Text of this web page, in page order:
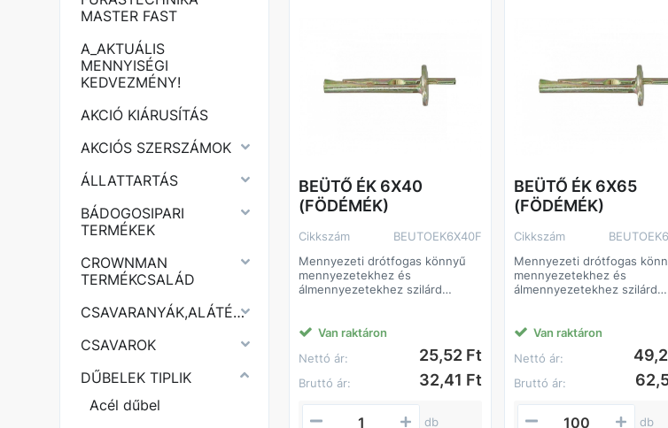
MASTER FAST
A_AKTUÁLIS
MENNYISÉGI
KEDVEZMÉNY!
AKCIÓ KIÁRUSÍTÁS
AKCIÓS SZERSZÁMOK
ÁLLATTARTÁS
BÁDOGOSIPARI
TERMÉKEK
CROWNMAN
TERMÉKCSALÁD
CSAVARANYÁK,ALÁTÉTEK
CSAVAROK
DŰBELEK TIPLIK
Acél dűbel
BEÜTŐ ÉK 6X40
(FÖDÉMÉK)
Cikkszám
BEUTOEK6X40F
Mennyezeti drótfogas könnyű
mennyezetekhez és
álmennyezetekhez szilárd
Van raktáron
Nettó ár:
25,52 Ft
Bruttó ár: 32,41 Ft
db
BEÜTŐ ÉK 6X65
(FÖDÉMÉK)
Cikkszám
Mennyezeti drótfogas
mennyezetekhez és
álmennyezetekhez szilárd
Van raktáron
Nettó ár:
Bruttó ár:
db